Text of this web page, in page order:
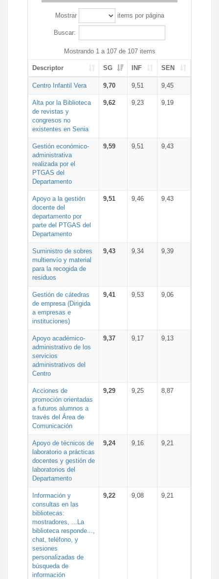
Mostrar items por página
Buscar:
Mostrando 1 a 107 de 107 items
Descriptor SG INF SEN
Centro Infantil Vera 9,70 9,51 9,45
Alta por la Biblioteca
de revistas y
congresos no
existentes en Senia
9,62 9,23 9,19
Gestión económico-
administrativa
realizada por el
PTGAS del
Departamento
9,59 9,51 9,43
Apoyo a la gestión
docente del
departamento por
parte del PTGAS del
Departamento
9,51 9,46 9,43
Suministro de sobres
multienvío y material
para la recogida de
residuos
9,43 9,34 9,39
Gestión de cátedras
de empresa (Dirigida
a empresas e
instituciones)
9,41 9,53 9,06
Apoyo académico-
administrativo de los
servicios
administrativos del
Centro
9,37 9,17 9,13
Acciones de
promoción orientadas
a futuros alumnos a
través del Área de
Comunicación
9,29 9,25 8,87
Apoyo de técnicos de
laboratorio a prácticas
docentes y gestión de
laboratorios del
Departamento
9,24 9,16 9,21
Información y
consultas en las
bibliotecas:
mostradores, ...La
biblioteca responde...,
chat, teléfono, y
sesiones
personalizadas de
búsqueda de
información
9,22 9,08 9,21